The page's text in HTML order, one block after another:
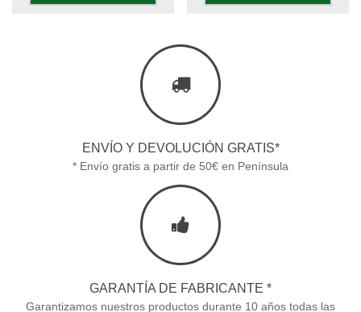
ENVÍO Y DEVOLUCIÓN GRATIS*
* Envío gratis a partir de 50€ en Península
GARANTÍA DE FABRICANTE *
Garantizamos nuestros productos durante 10 años todas las